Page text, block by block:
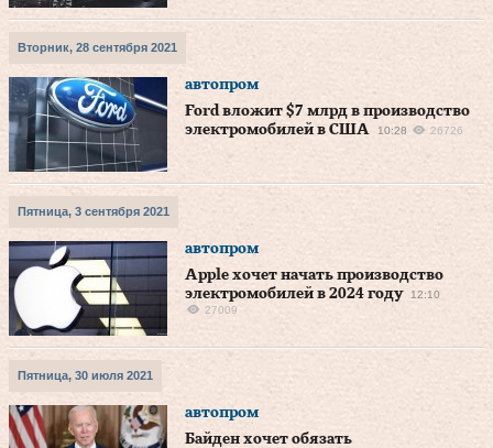
Вторник, 28 сентября 2021
автопром
Ford вложит $7 млрд в производство
электромобилей в США
10:28 26726
Пятница, 3 сентября 2021
автопром
Apple хочет начать производство
электромобилей в 2024 году
12:10
27009
Пятница, 30 июля 2021
автопром
Байден хочет обязать